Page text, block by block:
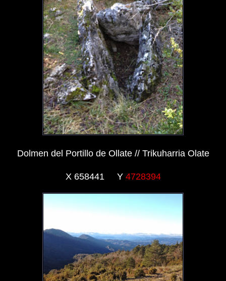
Dolmen del Portillo de Ollate // Trikuharria Olate
X 658441 Y 4728394